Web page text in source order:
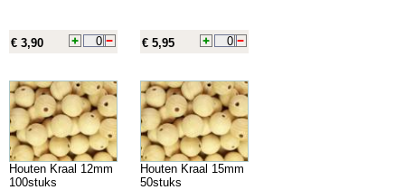
€ 3,90 € 5,95
Houten Kraal 12mm
100stuks
Houten Kraal 15mm
50stuks